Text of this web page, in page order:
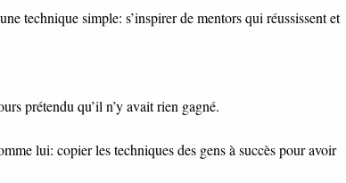
technique simple: s’inspirer de mentors qui réussissent et
prétendu qu’il n’y avait rien gagné.
lui: copier les techniques des gens à succès pour avoir